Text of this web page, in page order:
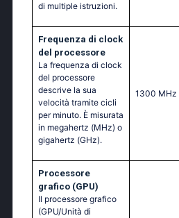
di multiple istruzioni.
Frequenza di clock
del processore
La frequenza di clock
del processore
descrive la sua
velocità tramite cicli
per minuto. È misurata
in megahertz (MHz) o
gigahertz (GHz).
1300 MHz
Processore
grafico (GPU)
Il processore grafico
(GPU/Unità di